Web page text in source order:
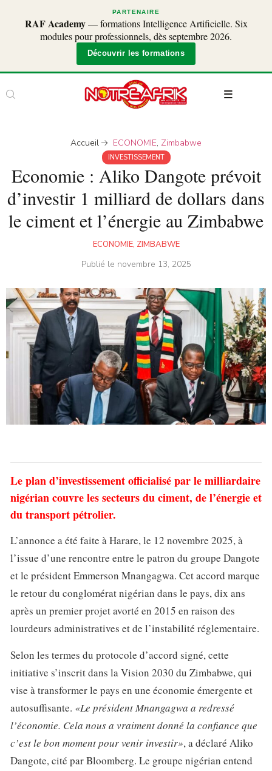
PARTENAIRE
RAF Academy— formations Intelligence Artificielle. Six
modules pour professionnels, dès septembre 2026.
Découvrir les formations
Accueil ECONOMIE, Zimbabwe
INVESTISSEMENT
Economie : Aliko Dangote prévoit
d’investir 1 milliard de dollars dans
le ciment et l’énergie au Zimbabwe
ECONOMIE, ZIMBABWE
Publié le novembre 13, 2025
Le plan d’investissement officialisé par le milliardaire
nigérian couvre les secteurs du ciment, de l’énergie et
du transport pétrolier.
L’annonce a été faite à Harare, le 12 novembre 2025, à
l’issue d’une rencontre entre le patron du groupe Dangote
et le président Emmerson Mnangagwa. Cet accord marque
le retour du conglomérat nigérian dans le pays, dix ans
après un premier projet avorté en 2015 en raison des
lourdeurs administratives et de l’instabilité réglementaire.
Selon les termes du protocole d’accord signé, cette
initiative s’inscrit dans la Vision 2030 du Zimbabwe, qui
vise à transformer le pays en une économie émergente et
autosuffisante. «Le président Mnangagwa a redressé
l’économie. Cela nous a vraiment donné la confiance que
c’est le bon moment pour venir investir», a déclaré Aliko
Dangote, cité par Bloomberg. Le groupe nigérian entend